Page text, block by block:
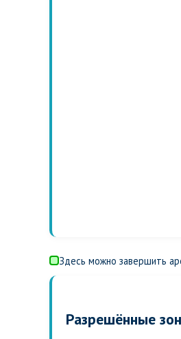
Здесь можно завершить
Разрешённые